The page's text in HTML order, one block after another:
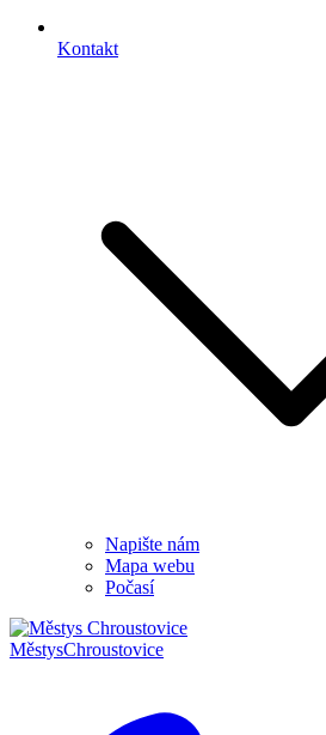
Kontakt
Napište nám
Mapa webu
Počasí
MěstysChroustovice